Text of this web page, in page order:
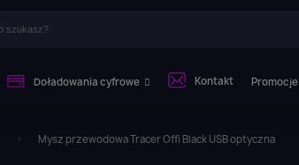
Doładowania cyfrowe Kontakt Promocje
Mysz przewodowa Tracer Offi Black USB optyczna